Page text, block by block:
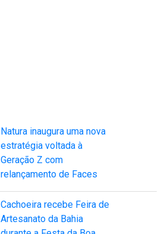
Natura inaugura uma nova
estratégia voltada à
Geração Z com
relançamento de Faces
Cachoeira recebe Feira de
Artesanato da Bahia